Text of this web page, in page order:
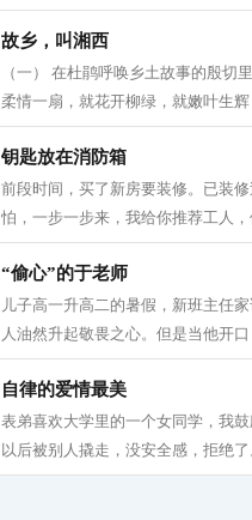
故乡，叫湘西
（一） 在杜鹃呼唤乡土故事的殷
柔情一扇，就花开柳绿，就嫩叶生
钥匙放在消防箱
前段时间，买了新房要装修。已装
怕，一步一步来，我给你推荐工人
“偷心”的于老师
儿子高一升高二的暑假，新班主任
人油然升起敬畏之心。但是当他开
自律的爱情最美
表弟喜欢大学里的一个女同学，我
以后被别人撬走，没安全感，拒绝